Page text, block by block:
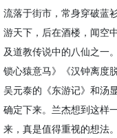
流落于街市， 常身穿破蓝
游天下，后在酒楼，闻空
及道教传说中的八仙之一
锁心猿意马》《汉钟离度
吴元泰的《东游记》和汤
确定下来。 兰杰想到这样
来，真是值得重视的想法。